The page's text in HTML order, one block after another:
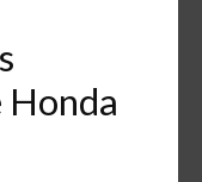
Honda